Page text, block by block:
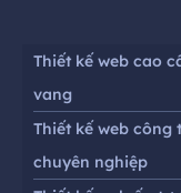
Thiết kế web cao
vang
Thiết kế web
chuyên nghiệp